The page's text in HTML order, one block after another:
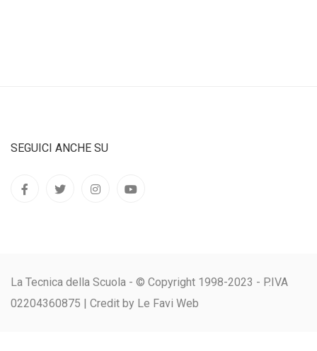
SEGUICI ANCHE SU
La Tecnica della Scuola - © Copyright 1998-2023 - P.IVA
02204360875 | Credit by Le Favi Web